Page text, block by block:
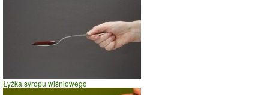
Łyżka syropu wiśniowego